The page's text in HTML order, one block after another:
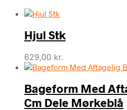
Hjul Stk
629,00 kr.
Bageform Med
Cm Dele Mørkeblå